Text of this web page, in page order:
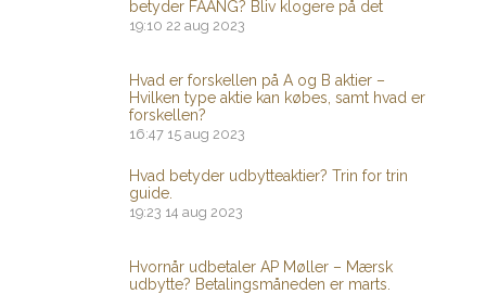
betyder FAANG? Bliv klogere på det
19:10 22 aug 2023
Hvad er forskellen på A og B aktier –
Hvilken type aktie kan købes, samt hvad er
forskellen?
16:47 15 aug 2023
Hvad betyder udbytteaktier? Trin for trin
guide.
19:23 14 aug 2023
Hvornår udbetaler AP Møller – Mærsk
udbytte? Betalingsmåneden er marts.